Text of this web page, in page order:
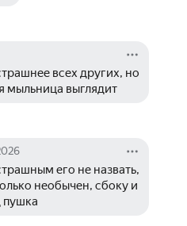
всех других, но
мыльница выглядит
его не назвать,
необычен, сбоку и
пушка